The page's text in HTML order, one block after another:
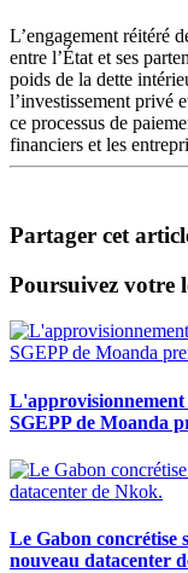
L’engagement réitéré
entre l’État et ses
poids de la dette
l’investissement privé
ce processus de
financiers et les
Partager cet
Poursuivez votre
L'approvisionnement
SGEPP de Moanda
Le Gabon concrétise
nouveau datacenter